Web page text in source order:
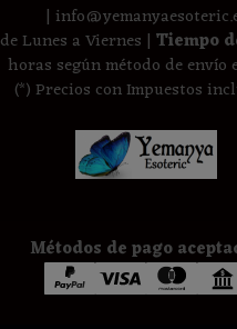
|
de Lunes a Viernes | Tiempo
horas según método de envío
(*) Precios con Impuestos
Métodos de pago